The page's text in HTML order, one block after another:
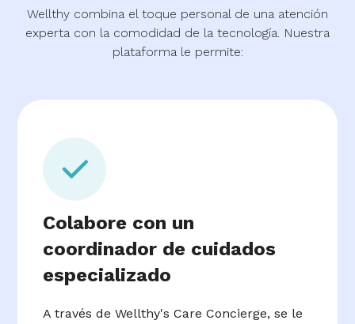
Wellthy combina el toque personal de una atención
experta con la comodidad de la tecnología. Nuestra
plataforma le permite:
Colabore con un
coordinador de cuidados
especializado
A través de Wellthy's Care Concierge, se le